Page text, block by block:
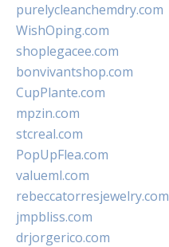
purelycleanchemdry.com
WishOping.com
shoplegacee.com
bonvivantshop.com
CupPlante.com
mpzin.com
stcreal.com
PopUpFlea.com
valueml.com
rebeccatorresjewelry.com
jmpbliss.com
drjorgerico.com